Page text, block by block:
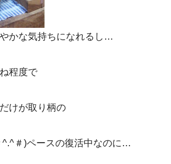
かな気持ちになれるし…
程度で
けが取り柄の
^.^＃)ペースの復活中なのに…